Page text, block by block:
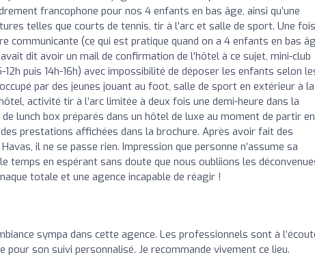
francophone pour nos 4 enfants en bas âge, ainsi qu’une
telles que courts de tennis, tir à l’arc et salle de sport. Une
communicante (ce qui est pratique quand on a 4 enfants en bas
dit avoir un mail de confirmation de l’hôtel à ce sujet, mini-club
puis 14h-16h) avec impossibilité de déposer les enfants selon
par des jeunes jouant au foot, salle de sport en extérieur à la
activité tir à l’arc limitée à deux fois une demi-heure dans la
lunch box préparés dans un hôtel de luxe au moment de partir en
prestations affichées dans la brochure. Après avoir fait des
il ne se passe rien. Impression que personne n’assume sa
en espérant sans doute que nous oubliions les
totale et une agence incapable de réagir !
sympa dans cette agence. Les professionnels sont à
son suivi personnalisé. Je recommande vivement ce lieu.